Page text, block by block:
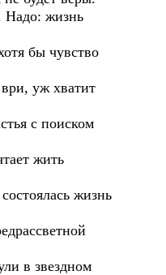
Надо: жизнь
бы чувство
уж хватит
с поиском
жить
жизнь
в звездном